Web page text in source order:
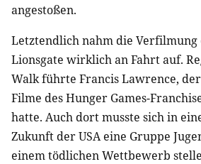
angestoßen.
Letztendlich nahm die Verfilmung
Lionsgate wirklich an Fahrt auf.
Walk führte Francis Lawrence,
Filme des Hunger Games-
hatte. Auch dort musste sich in
Zukunft der USA eine Gruppe
einem tödlichen Wettbewerb